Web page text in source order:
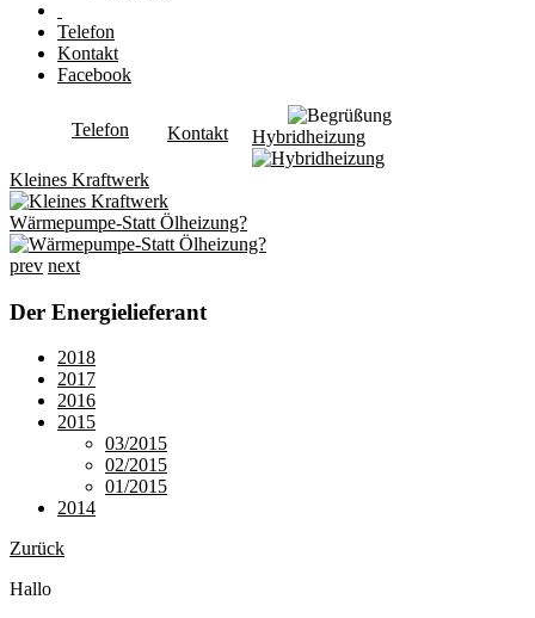
Telefon
Kontakt
Facebook
Telefon Kontakt Hybridheizung
Kleines Kraftwerk
Wärmepumpe-Statt Ölheizung?
prev next
Der Energielieferant
2018
2017
2016
2015
03/2015
02/2015
01/2015
2014
Zurück
Hallo